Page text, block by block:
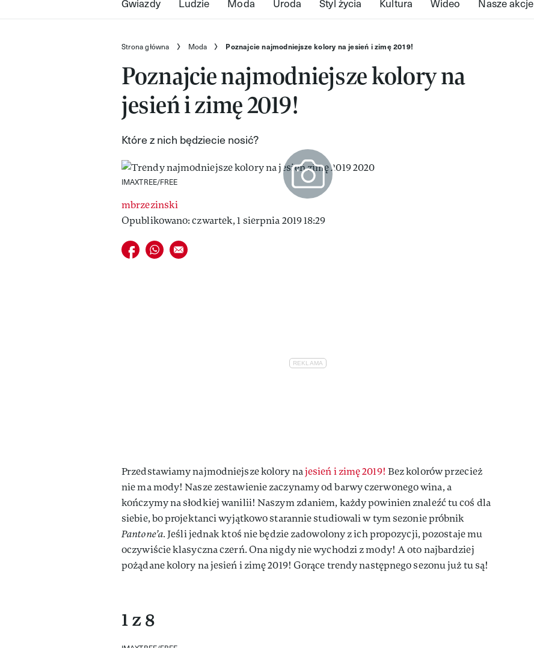
Strona główna Moda Poznajcie najmodniejsze kolory na jesień i zimę 2019!
Poznajcie najmodniejsze kolory na
jesień i zimę 2019!
Które z nich będziecie nosić?
IMAXTREE/FREE
mbrzezinski
Opublikowano: czwartek, 1 sierpnia 2019 18:29
Udostępnij na facebook
Udostępnij na whatsapp
E-mail do przyjaciela
Przedstawiamy najmodniejsze kolory najesień i zimę 2019! Bez kolorów przecież
nie ma mody! Nasze zestawienie zaczynamy od barwy czerwonego wina, a
kończymy na słodkiej wanilii! Naszym zdaniem, każdy powinien znaleźć tu coś dla
siebie, bo projektanci wyjątkowo starannie studiowali w tym sezonie próbnik
Pantone’a. Jeśli jednak ktoś nie będzie zadowolony z ich propozycji, pozostaje mu
oczywiście klasyczna czerń. Ona nigdy nie wychodzi z mody! A oto najbardziej
pożądane kolory na jesień i zimę 2019! Gorące trendy następnego sezonu już tu są!
1 z 8